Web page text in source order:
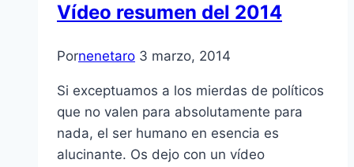
Vídeo resumen del 2014
Pornenetaro 3 marzo, 2014
Si exceptuamos a los mierdas de políticos
que no valen para absolutamente para
nada, el ser humano en esencia es
alucinante. Os dejo con un vídeo